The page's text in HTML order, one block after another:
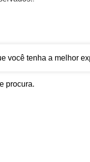
você tenha a melhor
procura.